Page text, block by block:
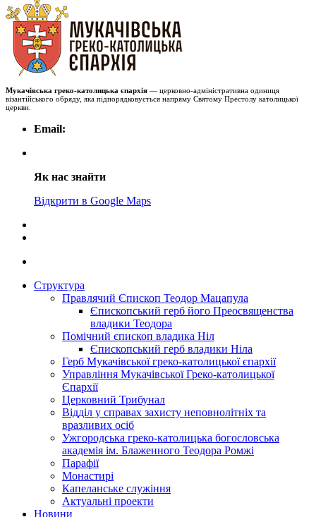
Мукачівська греко-католицька єпархія — церковно-адміністративна одиниця
візантійського обряду, яка підпорядковується напряму Святому Престолу католицької
церкви.
Email:
Як нас знайти
Відкрити в Google Maps
Структура
Правлячий Єпископ Теодор Мацапула
Єпископський герб його Преосвященства
владики Теодора
Помічний єпископ владика Ніл
Єпископський герб владики Ніла
Герб Мукачівської греко-католицької єпархії
Управління Мукачівської Греко-католицької
Єпархії
Церковний Трибунал
Відділ у справах захисту неповнолітніх та
вразливих осіб
Ужгородська греко-католицька богословська
академія ім. Блаженного Теодора Ромжі
Парафії
Монастирі
Капеланське служіння
Актуальні проекти
Новини